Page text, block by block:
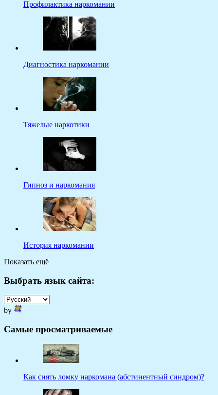
Профилактика наркомании
Диагностика наркомании
Тяжелые наркотики
Гипноз и наркомания
История наркомании
Показать ещё
Выбрать язык сайта:
by
Самые просматриваемые
Как снять ломку наркомана (абстинентный синдром)?